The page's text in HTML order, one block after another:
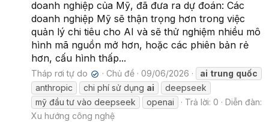
doanh nghiệp của Mỹ, đã đưa ra dự đoán: Các
doanh nghiệp Mỹ sẽ thận trọng hơn trong việc
quản lý chi tiêu cho AI và sẽ thử nghiệm nhiều mô
hình mã nguồn mở hơn, hoặc các phiên bản rẻ
hơn, cấu hình thấp...
Tháp rơi tự do ✔ Chủ đề 09/06/2026 ai trung quốc
anthropic
chi phí sử dụng ai
deepseek
mỹ đầu tư vào deepseek
openai Trả lời: 0
Diễn đàn:
Xu hướng công nghệ